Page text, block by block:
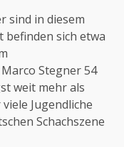
sind in diesem
befinden sich etwa
Stegner 54
weit mehr als
Jugendliche
Schachszene